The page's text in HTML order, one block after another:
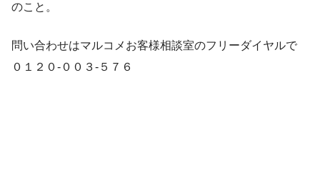
のこと。
問い合わせはマルコメお客様相談室のフリーダイヤルで
０１２０-００３-５７６